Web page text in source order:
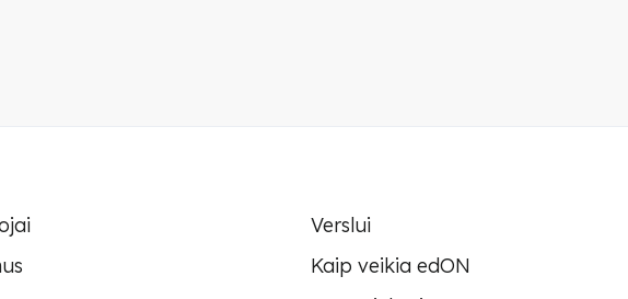
Verslui
Kaip veikia edON